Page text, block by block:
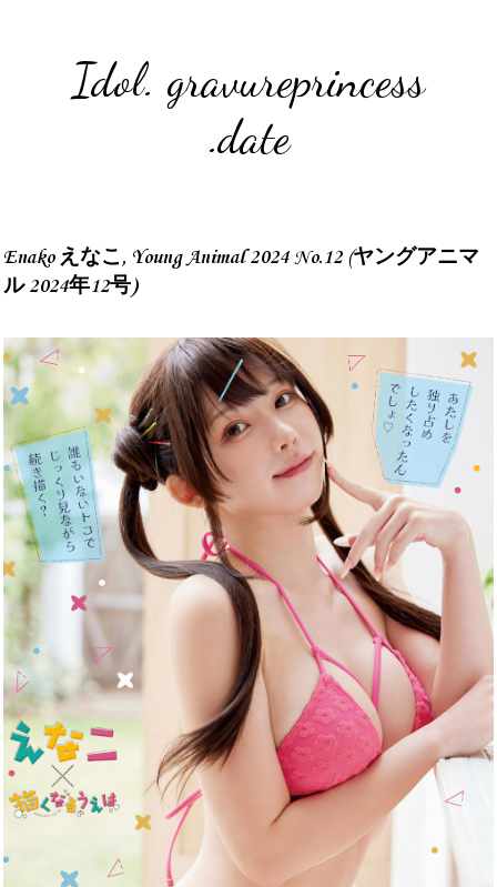
Idol. gravureprincess
.date
Enako えなこ, Young Animal 2024 No.12 (ヤングアニマ
ル 2024年12号)